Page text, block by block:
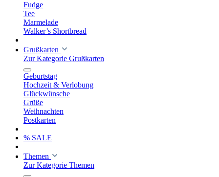
Fudge
Tee
Marmelade
Walker’s Shortbread
Grußkarten
Zur Kategorie Grußkarten
Geburtstag
Hochzeit & Verlobung
Glückwünsche
Grüße
Weihnachten
Postkarten
% SALE
Themen
Zur Kategorie Themen